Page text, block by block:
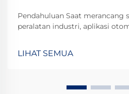
Pendahuluan Saat merancang
peralatan industri, aplikasi
Meskipun keduanya beroperasi
LIHAT SEMUA